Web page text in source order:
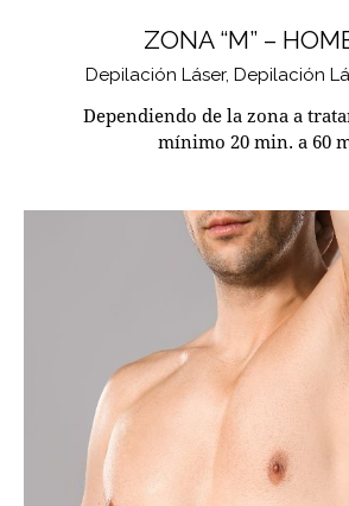
ZONA “M” –
Depilación Láser, Depilación
Dependiendo de la zona a
mínimo 20 min. a 60